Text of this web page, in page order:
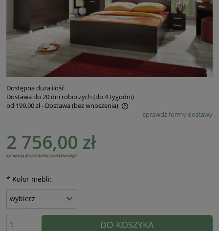
Dostępna duża ilość
Dostawa do 20 dni roboczych (do 4 tygodni)
od 199,00 zł- Dostawa (bez wnoszenia)
Cena nie zawiera ewentualnych kosztów płatnościsprawdź formy dostawy
2 756,00 zł
Symulacja dla produktu podstawowego
* Kolor mebli:
DO KOSZYKA